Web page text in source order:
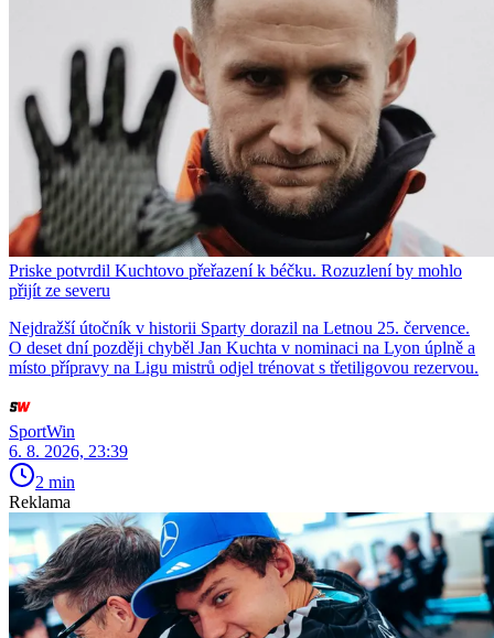
Priske potvrdil Kuchtovo přeřazení k béčku. Rozuzlení by mohlo
přijít ze severu
Nejdražší útočník v historii Sparty dorazil na Letnou 25. července.
O deset dní později chyběl Jan Kuchta v nominaci na Lyon úplně a
místo přípravy na Ligu mistrů odjel trénovat s třetiligovou rezervou.
SportWin
6. 8. 2026, 23:39
2 min
Reklama